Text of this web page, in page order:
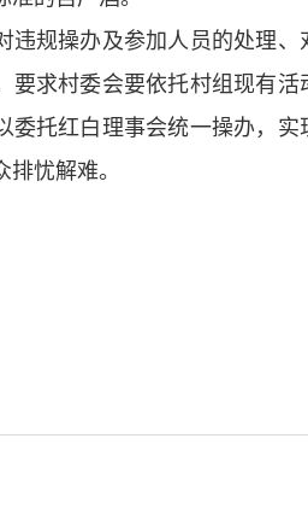
规操办及参加人员的处理、
要求村委会要依托村组现有
委托红白理事会统一操办，
忧解难。